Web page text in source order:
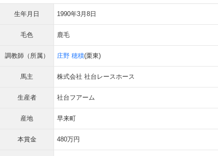
生年月日 1990年3月8日
毛色 鹿毛
調教師（所属） 庄野 穂積(栗東)
馬主 株式会社 社台レースホース
生産者 社台フアーム
産地 早来町
本賞金 480万円